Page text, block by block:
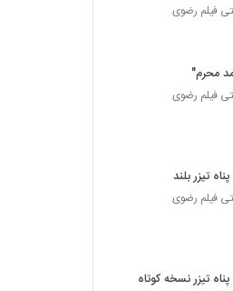
فیلم رضوی
محرم"
فیلم رضوی
تیزر بلند
فیلم رضوی
تیزر نسخه کوتاه